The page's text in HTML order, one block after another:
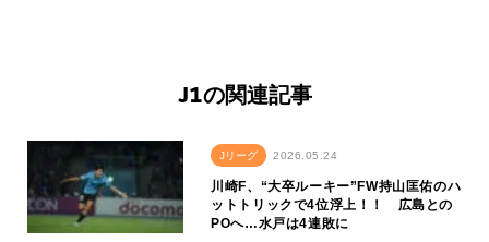
J1の関連記事
Jリーグ 2026.05.24
川崎F、“大卒ルーキー”FW持山匡佑のハ
ットトリックで4位浮上！！ 広島との
POへ…水戸は4連敗に